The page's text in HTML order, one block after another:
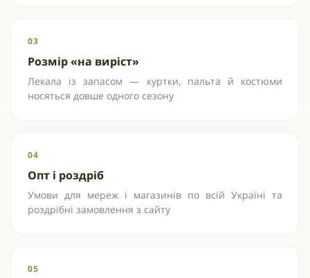
03
Розмір «на виріст»
Лекала із запасом — куртки, пальта й костюми
носяться довше одного сезону
04
Опт і роздріб
Умови для мереж і магазинів по всій Україні та
роздрібні замовлення з сайту
05